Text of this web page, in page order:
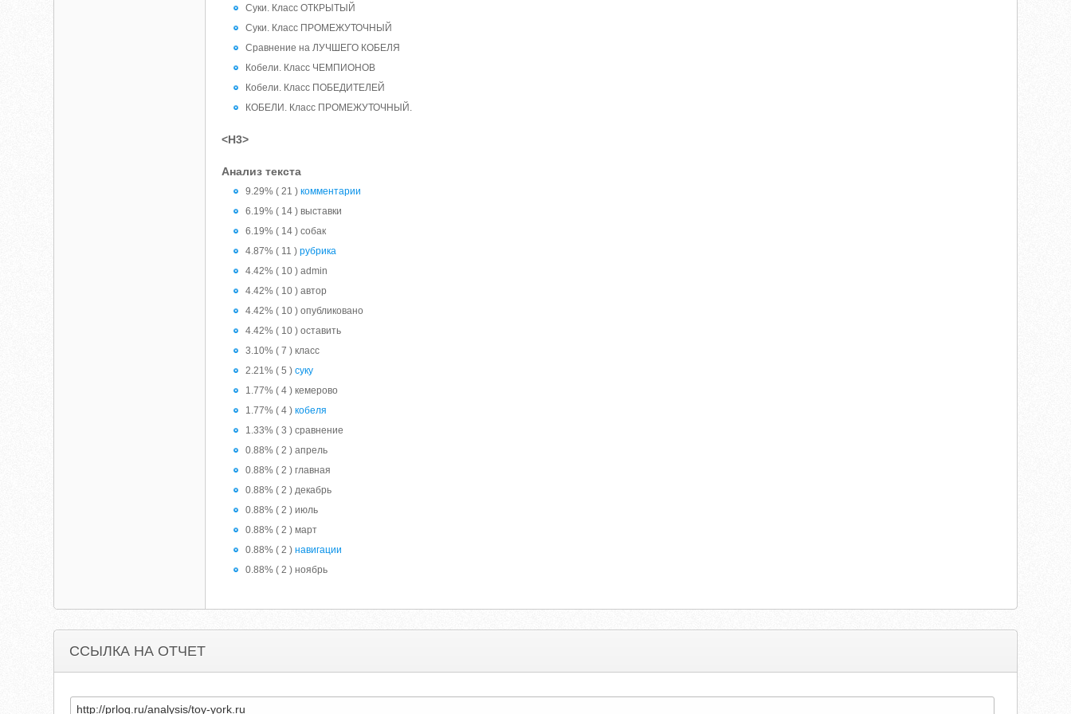
Суки. Класс ОТКРЫТЫЙ
Суки. Класс ПРОМЕЖУТОЧНЫЙ
Сравнение на ЛУЧШЕГО КОБЕЛЯ
Кобели. Класс ЧЕМПИОНОВ
Кобели. Класс ПОБЕДИТЕЛЕЙ
КОБЕЛИ. Класс ПРОМЕЖУТОЧНЫЙ.
<H3>
Анализ текста
9.29% ( 21 )комментарии
6.19% ( 14 ) выставки
6.19% ( 14 ) собак
4.87% ( 11 )рубрика
4.42% ( 10 ) admin
4.42% ( 10 ) автор
4.42% ( 10 ) опубликовано
4.42% ( 10 ) оставить
3.10% ( 7 ) класс
2.21% ( 5 )суку
1.77% ( 4 ) кемерово
1.77% ( 4 )кобеля
1.33% ( 3 ) сравнение
0.88% ( 2 ) апрель
0.88% ( 2 ) главная
0.88% ( 2 ) декабрь
0.88% ( 2 ) июль
0.88% ( 2 ) март
0.88% ( 2 )навигации
0.88% ( 2 ) ноябрь
ССЫЛКА НА ОТЧЕТ